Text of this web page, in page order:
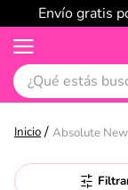
Envío gratis
¿Qué estás
Absolute